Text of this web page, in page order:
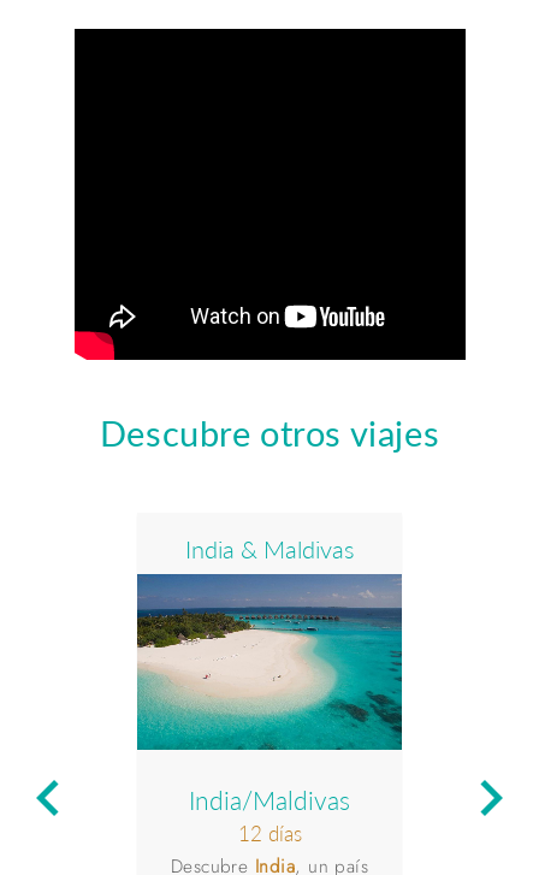
Descubre otros viajes
keyboard_arrow_left keyboard_arrow_right
India & Maldivas
India/Maldivas
12 días
Descubre India, un país